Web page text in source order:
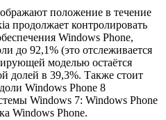
положение в течение
продолжает контролировать
Windows Phone,
до 92,1% (это отслеживается
моделью остаётся
долей в 39,3%. Также стоит
Windows Phone 8
Windows 7: Windows Phone
Windows Phone.